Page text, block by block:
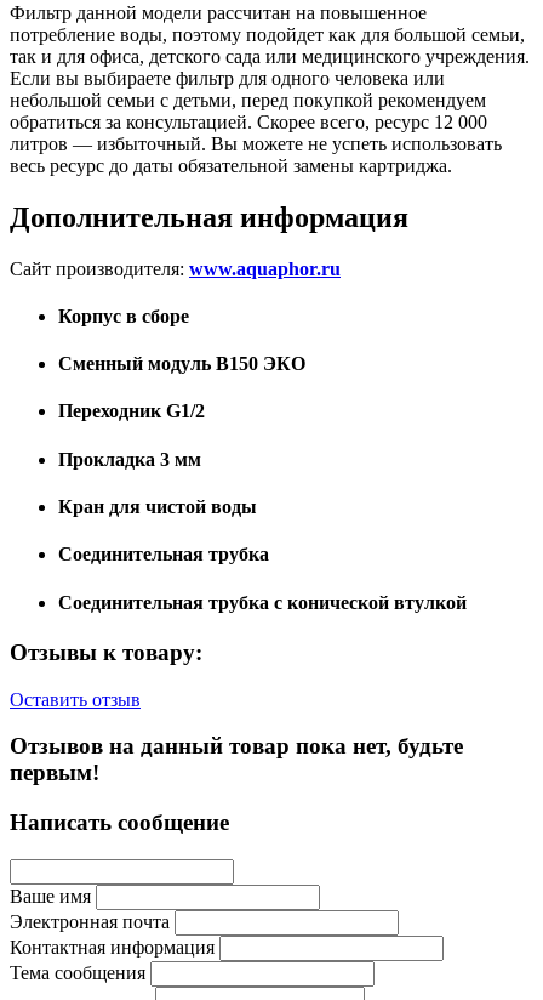
Фильтр данной модели рассчитан на повышенное
потребление воды, поэтому подойдет как для большой семьи,
так и для офиса, детского сада или медицинского учреждения.
Если вы выбираете фильтр для одного человека или
небольшой семьи с детьми, перед покупкой рекомендуем
обратиться за консультацией. Скорее всего, ресурс 12 000
литров — избыточный. Вы можете не успеть использовать
весь ресурс до даты обязательной замены картриджа.
Дополнительная информация
Сайт производителя: www.aquaphor.ru
Корпус в сборе
Сменный модуль В150 ЭКО
Переходник G1/2
Прокладка 3 мм
Кран для чистой воды
Соединительная трубка
Соединительная трубка с конической втулкой
Отзывы к товару:
Оставить отзыв
Отзывов на данный товар пока нет, будьте
первым!
Написать сообщение
Ваше имя
Электронная почта
Контактная информация
Тема сообщения